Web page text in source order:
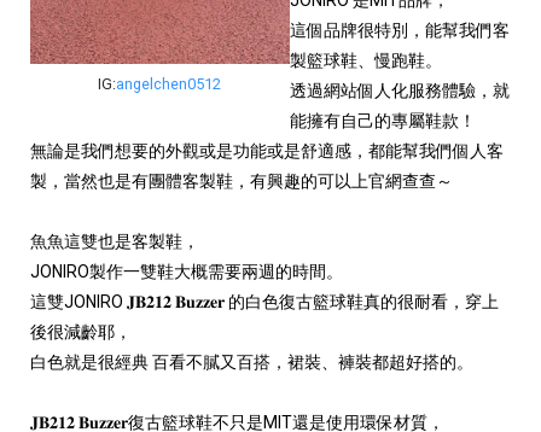
IG:angelchen0512
這個品牌很特別，能幫我們客
製籃球鞋、慢跑鞋。
透過網站個人化服務體驗，就
能擁有自己的專屬鞋款！
無論是我們想要的外觀或是功能或是舒適感，都能幫我們個人客
製，當然也是有團體客製鞋，有興趣的可以上官網查查～
魚魚這雙也是客製鞋，
JONIRO製作一雙鞋大概需要兩週的時間。
這雙JONIRO 𝐉𝐁𝟐𝟏𝟐 𝐁𝐮𝐳𝐳𝐞𝐫 的白色復古籃球鞋真的很耐看，穿上
後很減齡耶，
白色就是很經典 百看不膩又百搭，裙裝、褲裝都超好搭的。
𝐉𝐁𝟐𝟏𝟐 𝐁𝐮𝐳𝐳𝐞𝐫復古籃球鞋不只是MIT還是使用環保材質，